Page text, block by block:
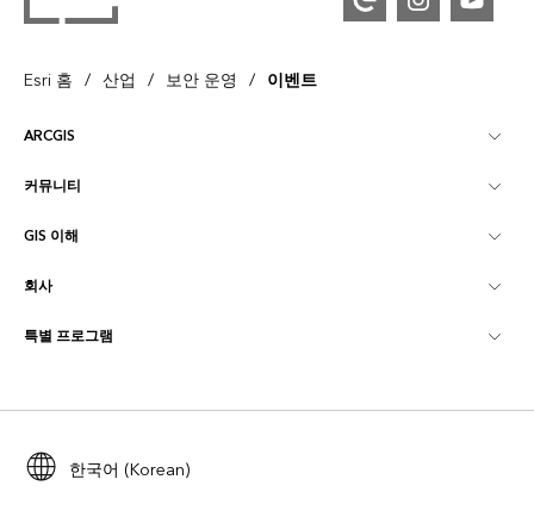
Esri 홈 / 산업 / 보안 운영 / 이벤트
ARCGIS
ArcGIS Overview
매핑
ArcGIS Online
Developer Technology
커뮤니티
Esri 커뮤니티
ArcGIS Blog
사용자 리서치 및 테스트
Esri Young Professionals Network
GIS 이해
GIS란?
로케이션 인텔리전스
교육
ArcUser
회사
Esri 정보
채용
특별 프로그램
ArcGIS for Student Use
한국어 (Korean)